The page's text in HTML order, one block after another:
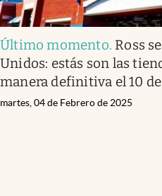
Último momento. Ross
Unidos: estás son las
manera definitiva el 10
martes, 04 de Febrero de 2025